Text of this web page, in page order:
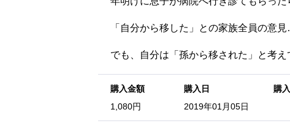
「自分から移した」との家族全員の意見
でも、自分は「孫から移された」と考
購入金額
1,080円
購入日
2019年01月05日
購